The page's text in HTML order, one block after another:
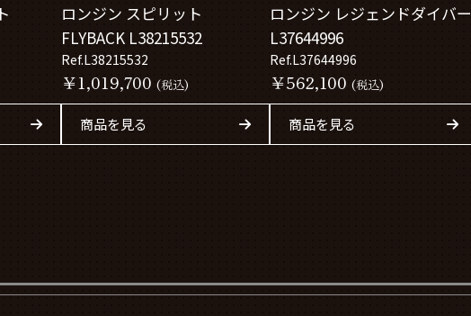
ロンジン スピリット
FLYBACK L38215532
Ref.L38215532
￥1,019,700 (税込)
商品を見る
ロンジン レジェンドダイバー
L37644996
Ref.L37644996
￥562,100 (税込)
商品を見る